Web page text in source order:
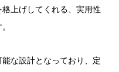
上げしてくれる、実用性
な設計となっており、定